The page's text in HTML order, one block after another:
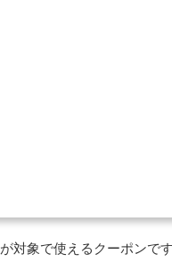
が対象で使えるクーポンで